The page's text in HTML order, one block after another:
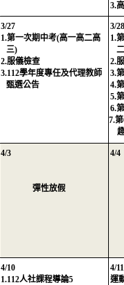
3.
3/27
1.第一次期中考(高一高二高
三)
2.服儀檢查
3.112學年度專任及代理教師
甄選公告
3/28
1.
2.
3.第
4.第
5.第
6.第
7.第
4/3
彈性放假
4/4
4/10
1.112人社課程導論5
4/11
運